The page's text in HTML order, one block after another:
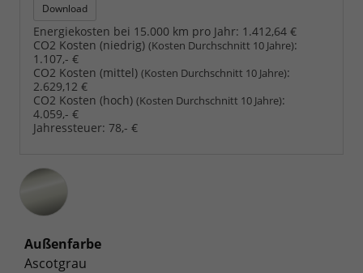
Download
Energiekosten bei 15.000 km pro Jahr: 1.412,64 €
CO2 Kosten (niedrig) (Kosten Durchschnitt 10 Jahre):
1.107,- €
CO2 Kosten (mittel) (Kosten Durchschnitt 10 Jahre):
2.629,12 €
CO2 Kosten (hoch) (Kosten Durchschnitt 10 Jahre):
4.059,- €
Jahressteuer: 78,- €
Außenfarbe
Ascotgrau